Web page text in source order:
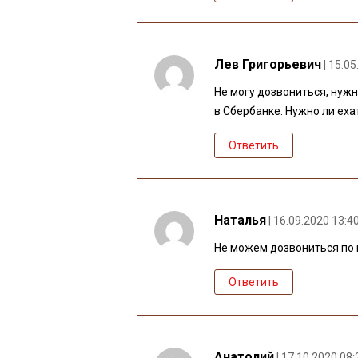
Лев Григорьевич |
Не могу дозвониться,
в Сбербанке. Нужно ли
Ответить
Наталья | 16.09.2020
Не можем дозвониться по
Ответить